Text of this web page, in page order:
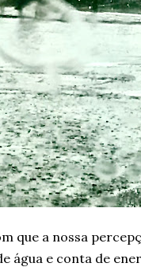
que a nossa
água e conta de